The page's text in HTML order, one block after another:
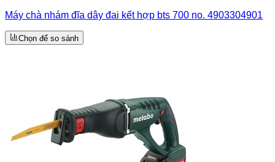
Máy chà nhám đĩa dây đai kết hợp bts 700 no. 4903304901
Chọn để so sánh